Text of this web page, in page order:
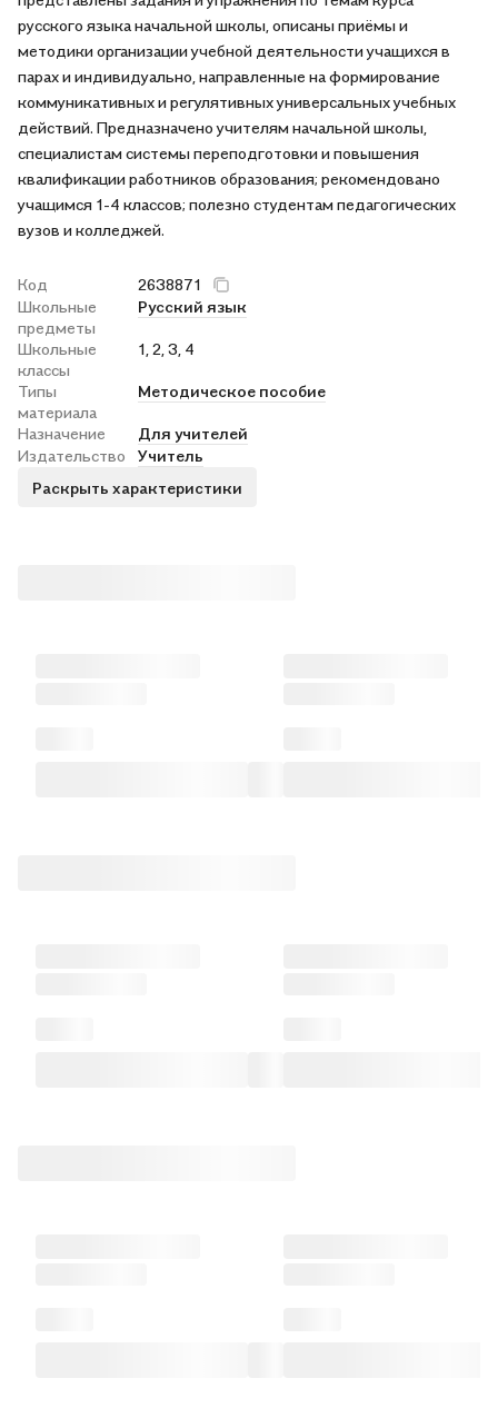
русского языка начальной школы, описаны приёмы и
методики организации учебной деятельности учащихся в
парах и индивидуально, направленные на формирование
коммуникативных и регулятивных универсальных учебных
действий. Предназначено учителям начальной школы,
специалистам системы переподготовки и повышения
квалификации работников образования; рекомендовано
учащимся 1-4 классов; полезно студентам педагогических
вузов и колледжей.
Код
2638871
Школьные
предметы
Русский язык
Школьные
классы
1, 2, 3, 4
Типы
материала
Методическое пособие
Назначение
Для учителей
Издательство
Учитель
Раскрыть характеристики